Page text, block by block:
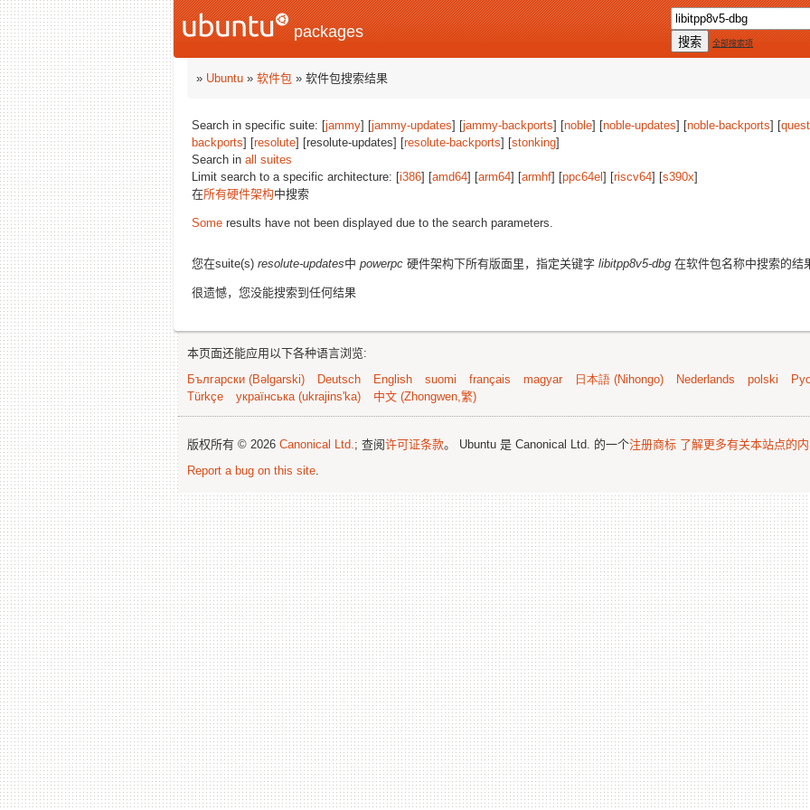
packages
全部搜索项
» Ubuntu » 软件包 » 软件包搜索结果
Search in specific suite: [jammy] [jammy-updates] [jammy-backports] [noble] [noble-updates] [noble-backports] [
backports] [resolute] [resolute-updates] [resolute-backports] [stonking]
Search in all suites
Limit search to a specific architecture: [i386] [amd64] [arm64] [armhf] [ppc64el ] [riscv64] [s390x]
在所有硬件架构中搜索
Some results have not been displayed due to the search parameters.
您在suite(s) resolute-updates中 powerpc 硬件架构下所有版面里，指定关键字 libitpp8v5-dbg 在软件包名称中搜索的结
很遗憾，您没能搜索到任何结果
本页面还能应用以下各种语言浏览:
Български (Bəlgarski)
Deutsch English suomi français magyar 日本語 (Nihongo) Nederlands polski
Türkçe
українська (ukrajins'ka) 中文 (Zhongwen,繁)
版权所有 © 2026 Canonical Ltd.; 查阅许可证条款。 Ubuntu 是 Canonical Ltd. 的一个注册商标 了解更多有关本站点的
Report a bug on this site.